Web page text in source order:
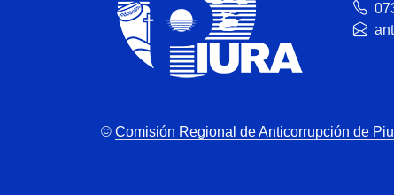
© Comisión Regional de Anticorrupción de